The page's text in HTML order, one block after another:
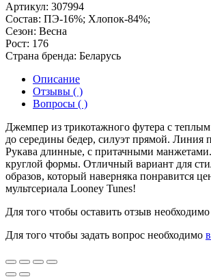
Артикул: 307994
Состав: ПЭ-16%; Хлопок-84%;
Сезон: Весна
Рост: 176
Страна бренда: Беларусь
Описание
Отзывы ( )
Вопросы ( )
Джемпер из трикотажного футера с
до середины бедер, силуэт прямой. Линия
Рукава длинные, с притачными
круглой формы. Отличный вариант для
образов, который наверняка понравится
мультсериала Looney Tunes!
Для того чтобы оставить отзыв необходимо
Для того чтобы задать вопрос необходимо